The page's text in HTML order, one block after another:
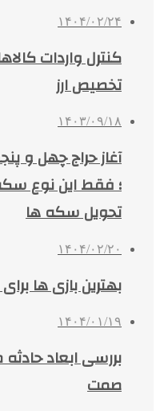
۱۴۰۴/۰۲/۲۴
کنترل واردات
تخصیص ارز
۱۴۰۳/۰۹/۱۸
؛ فقط این نوع
تحویل سکه ها
۱۴۰۴/۰۲/۲۰
بهترین بازی ها برای
۱۴۰۴/۰۱/۱۹
بررسی ابعاد
صمت